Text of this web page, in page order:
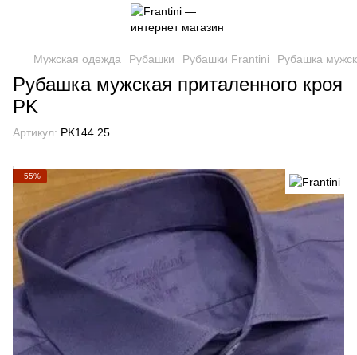
Мужская одежда Рубашки Рубашки Frantini Рубашка
Рубашка мужская приталенного кроя
PK
Артикул: PK144.25
−55%